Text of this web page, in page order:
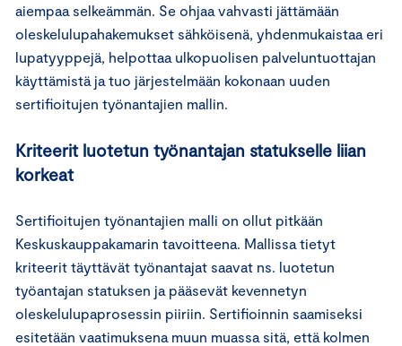
aiempaa selkeämmän. Se ohjaa vahvasti jättämään
oleskelulupahakemukset sähköisenä, yhdenmukaistaa eri
lupatyyppejä, helpottaa ulkopuolisen palveluntuottajan
käyttämistä ja tuo järjestelmään kokonaan uuden
sertifioitujen työnantajien mallin.
Kriteerit luotetun työnantajan statukselle liian
korkeat
Sertifioitujen työnantajien malli on ollut pitkään
Keskuskauppakamarin tavoitteena. Mallissa tietyt
kriteerit täyttävät työnantajat saavat ns. luotetun
työantajan statuksen ja pääsevät kevennetyn
oleskelulupaprosessin piiriin. Sertifioinnin saamiseksi
esitetään vaatimuksena muun muassa sitä, että kolmen